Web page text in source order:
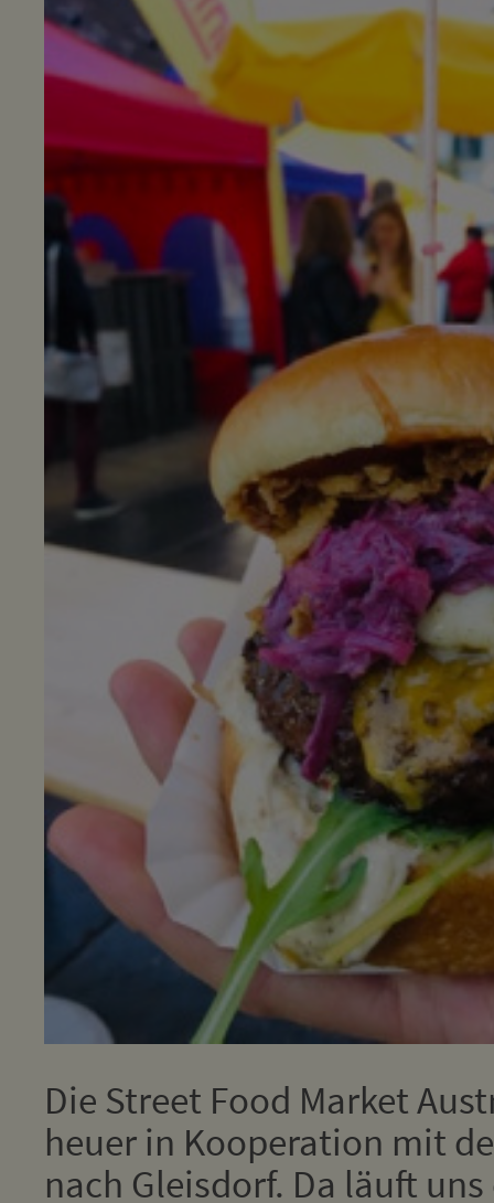
Die Street Food Market
heuer in Kooperation mit
nach Gleisdorf. Da läuft